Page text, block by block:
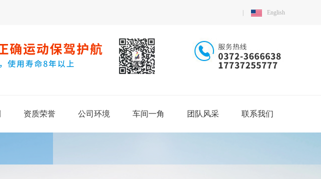
English
资质荣誉 公司环境 车间一角 团队风采 联系我们